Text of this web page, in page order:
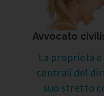
Avvocato
La proprietà
centrali del
suo stretto